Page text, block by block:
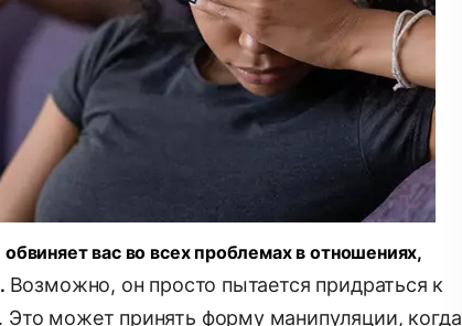
вас во всех проблемах в отношениях,
Возможно, он просто пытается придраться к
Это может принять форму манипуляции, когда